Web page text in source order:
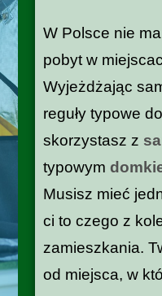
W Polsce nie
pobyt w
Wyjeżdżając
reguły typowe
skorzystasz z
typowym
Musisz mieć
ci to czego z
zamieszkania.
od miejsca, w